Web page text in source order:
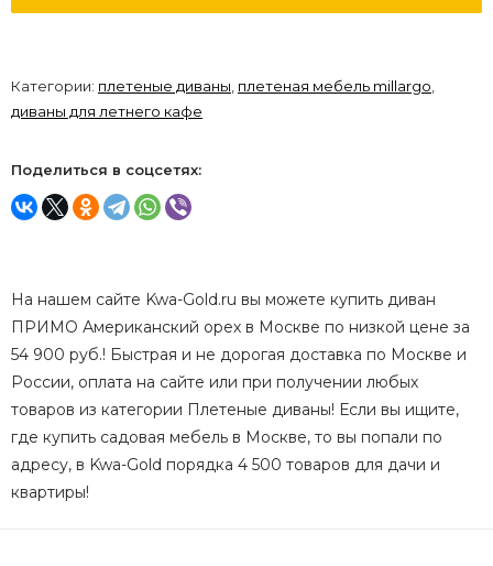
Категории: плетеные диваны плетеная мебель millargo
диваны для летнего кафе
Поделиться в соцсетях:
На нашем сайте Kwa-Gold.ru вы можете купить диван
ПРИМО Американский орех в Москве по низкой цене за
54 900 руб.! Быстрая и не дорогая доставка по Москве и
России, оплата на сайте или при получении любых
товаров из категории Плетеные диваны! Если вы ищите,
где купить садовая мебель в Москве, то вы попали по
адресу, в Kwa-Gold порядка 4 500 товаров для дачи и
квартиры!